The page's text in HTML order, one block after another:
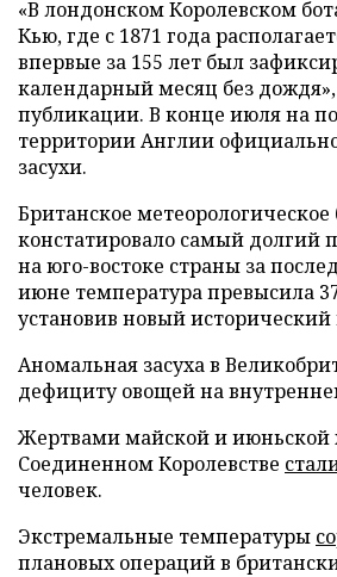
«В лондонском Королевском
Кью, где с 1871 года
впервые за 155 лет был
календарный месяц без дождя»,
публикации. В конце июля на
территории Англии
засухи.
Британское
констатировало самый долгий
на юго-востоке страны за
июне температура превысила
установив новый
Аномальная засуха в
дефициту овощей на
Жертвами майской и июньской
Соединенном Королевстве
человек.
Экстремальные температуры
плановых операций в